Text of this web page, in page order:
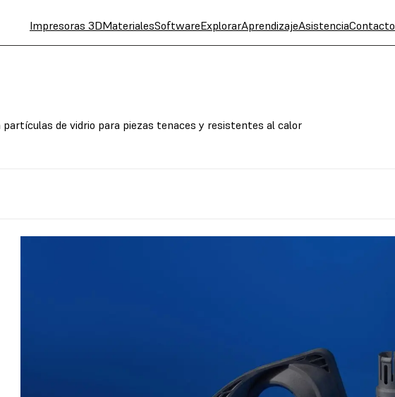
Impresoras 3DMaterialesSoftwareExplorarAprendizajeAsistenciaContacto
partículas de vidrio para piezas tenaces y resistentes al calor